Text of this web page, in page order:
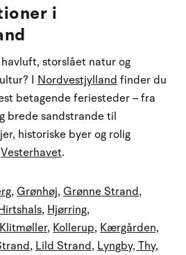
i
storslået natur og
I Nordvestjylland finder du
betagende feriesteder – fra
brede sandstrande til
historiske byer og rolig
Vesterhavet.
, Grønhøj, Grønne Strand,
, Hjørring,
Klitmøller, Kollerup, Kærgården,
, Lild Strand, Lyngby, Thy,